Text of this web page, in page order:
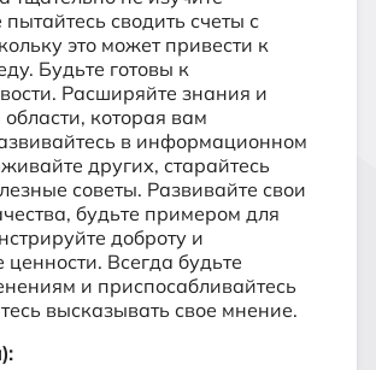
сводить счеты с
это может привести к
Будьте готовы к
Расширяйте знания и
которая вам
в информационном
других, старайтесь
советы. Развивайте свои
будьте примером для
доброту и
ценности. Всегда будьте
и приспосабливайтесь
высказывать свое мнение.